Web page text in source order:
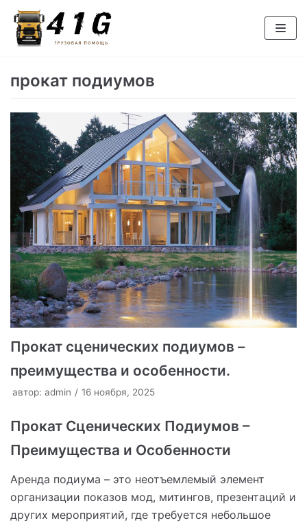
Перейти
к
прокат подиумов
Прокат сценических подиумов –
преимущества и особенности.
автор: admin 16 ноября, 2025
Прокат Сценических Подиумов –
Преимущества и Особенности
Аренда подиума – это неотъемлемый элемент
организации показов мод, митингов, презентаций и
других мероприятий, где требуется небольшое